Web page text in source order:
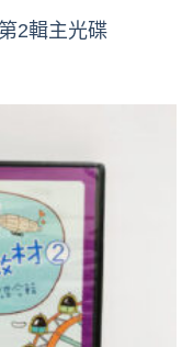
2輯主光碟